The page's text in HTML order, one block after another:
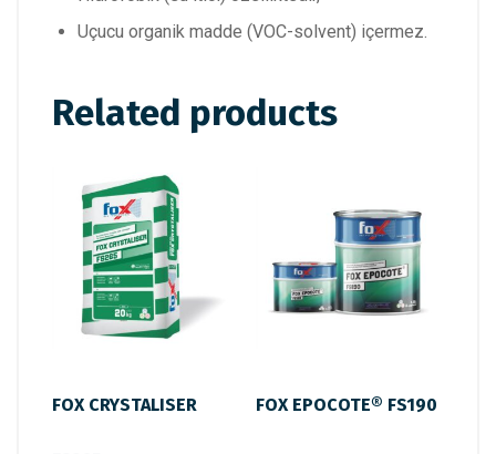
Uçucu organik madde (VOC-solvent) içermez.
Related products
FOX CRYSTALISER FOX EPOCOTE® FS190